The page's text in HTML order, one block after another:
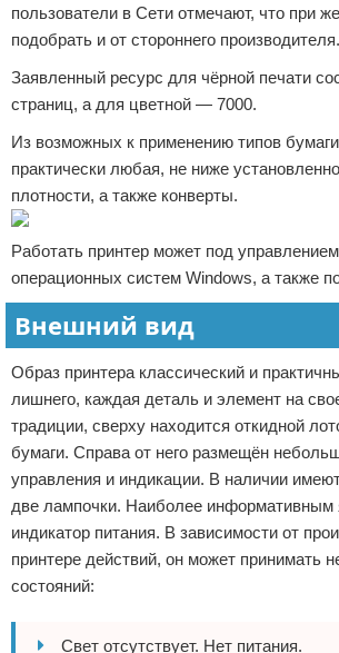
пользователи в Сети отмечают, что при
подобрать и от стороннего производителя.
Заявленный ресурс для чёрной печати
страниц, а для цветной — 7000.
Из возможных к применению типов
практически любая, не ниже
плотности, а также конверты.
Работать принтер может под
операционных систем Windows, а также
Внешний вид
Образ принтера классический и
лишнего, каждая деталь и элемент на
традиции, сверху находится откидной
бумаги. Справа от него размещён
управления и индикации. В наличии
две лампочки. Наиболее информативным
индикатор питания. В зависимости от
принтере действий, он может принимать
состояний:
Свет отсутствует. Нет питания.